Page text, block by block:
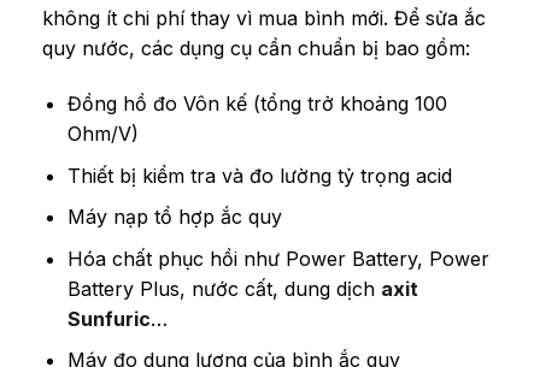
không ít chi phí thay vì mua bình mới. Để sửa ắc
quy nước, các dụng cụ cần chuẩn bị bao gồm:
Đồng hồ đo Vôn kế (tổng trở khoảng 100
Ohm/V)
Thiết bị kiểm tra và đo lường tỷ trọng acid
Máy nạp tổ hợp ắc quy
Hóa chất phục hồi như Power Battery, Power
Battery Plus, nước cất, dung dịch axit
Sunfuric…
Máy đo dung lượng của bình ắc quy